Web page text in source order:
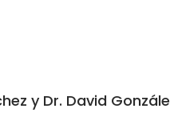
y Dr. David